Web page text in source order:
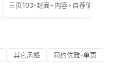
三页103-封面+内容+自荐信
其它风格
简约优雅-单页